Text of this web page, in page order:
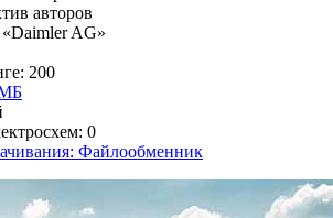
авторов
«Daimler AG»
200
0
Файлообменник